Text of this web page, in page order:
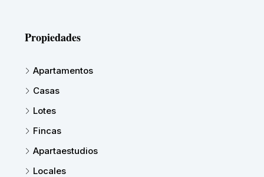
Propiedades
Apartamentos
Casas
Lotes
Fincas
Apartaestudios
Locales